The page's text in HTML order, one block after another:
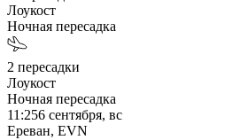
Лоукост
Ночная пересадка
2 пересадки
Лоукост
Ночная пересадка
11:256 сентября, вс
Ереван, EVN